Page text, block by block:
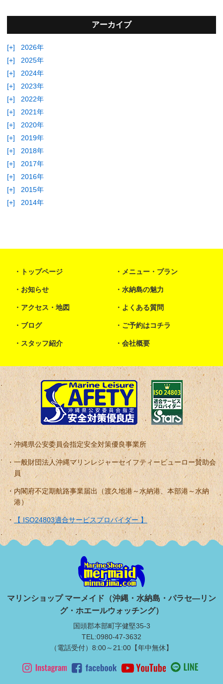
アーカイブ
[+]
2026年
[+]
2025年
[+]
2024年
[+]
2023年
[+]
2022年
[+]
2021年
[+]
2020年
[+]
2019年
[+]
2018年
[+]
2017年
[+]
2016年
[+]
2015年
[+]
2014年
トップページ メニュー・プラン
お知らせ 水納島の魅力
アクセス・地図 よくある質問
ブログ ご予約はコチラ
スタッフ紹介 会社概要
沖縄県公安委員会指定安全対策優良事業所
一般財団法人沖縄マリンレジャーセイフティービューロー賛助会
員
内閣府不定期航路事業届出（渡久地港～水納港、本部港～水納
港）
【 ISO24803適合サービスプロバイダー 】
マリンショップ マーメイド（沖縄・水納島・パラセ―リン
グ・ホエールウォッチング）
国頭郡本部町字健堅35-3
TEL:0980-47-3632
（電話受付）8:00～21:00【年中無休】